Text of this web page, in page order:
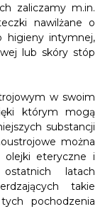
zaliczamy m.in.
nawilżane o
higieny intymnej,
lub skóry stóp
w swoim
którym mogą
substancji
można
olejki eteryczne i
latach
takie
pochodzenia